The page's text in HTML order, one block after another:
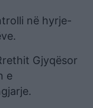
në hyrje-
Gjyqësor
e